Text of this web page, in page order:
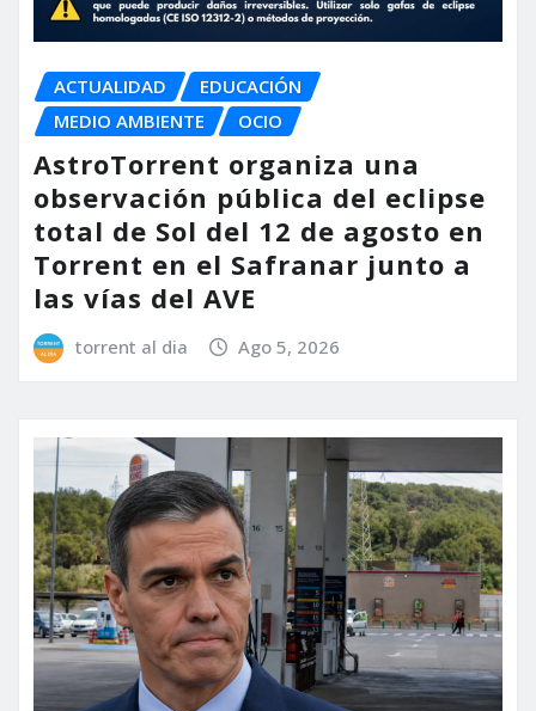
ACTUALIDAD
EDUCACIÓN
MEDIO AMBIENTE
OCIO
AstroTorrent organiza una
observación pública del eclipse
total de Sol del 12 de agosto en
Torrent en el Safranar junto a
las vías del AVE
torrent al dia Ago 5, 2026